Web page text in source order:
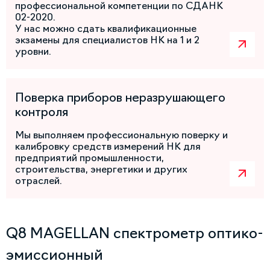
профессиональной компетенции по СДАНК
02-2020.
У нас можно сдать квалификационные
экзамены для специалистов НК на 1 и 2
уровни.
Поверка приборов неразрушающего
контроля
Мы выполняем профессиональную поверку и
калибровку средств измерений НК для
предприятий промышленности,
строительства, энергетики и других
отраслей.
Q8 MAGELLAN спектрометр оптико-
эмиссионный